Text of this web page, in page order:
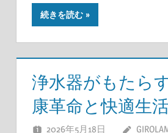
続きを読む
浄水器がもたら
康革命と快適生
2026年5月18日